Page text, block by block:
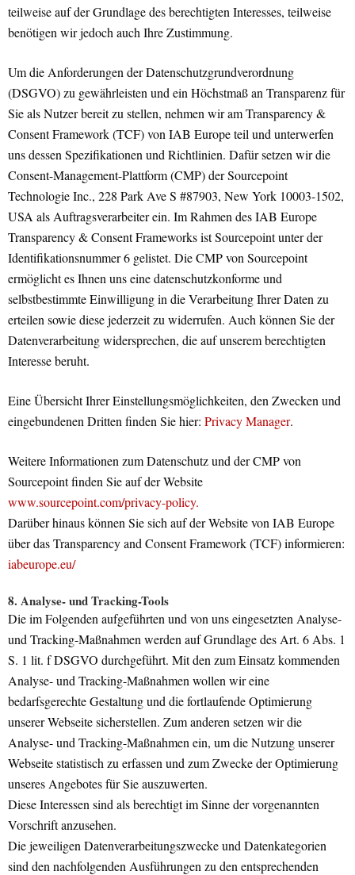
teilweise auf der Grundlage des berechtigten Interesses, teilweise
benötigen wir jedoch auch Ihre Zustimmung.
Um die Anforderungen der Datenschutzgrundverordnung
(DSGVO) zu gewährleisten und ein Höchstmaß an Transparenz für
Sie als Nutzer bereit zu stellen, nehmen wir am Transparency &
Consent Framework (TCF) von IAB Europe teil und unterwerfen
uns dessen Spezifikationen und Richtlinien. Dafür setzen wir die
Consent-Management-Plattform (CMP) der Sourcepoint
Technologie Inc., 228 Park Ave S #87903, New York 10003-1502,
USA als Auftragsverarbeiter ein. Im Rahmen des IAB Europe
Transparency & Consent Frameworks ist Sourcepoint unter der
Identifikationsnummer 6 gelistet. Die CMP von Sourcepoint
ermöglicht es Ihnen uns eine datenschutzkonforme und
selbstbestimmte Einwilligung in die Verarbeitung Ihrer Daten zu
erteilen sowie diese jederzeit zu widerrufen. Auch können Sie der
Datenverarbeitung widersprechen, die auf unserem berechtigten
Interesse beruht.
Eine Übersicht Ihrer Einstellungsmöglichkeiten, den Zwecken und
eingebundenen Dritten finden Sie hier: Privacy Manager.
Weitere Informationen zum Datenschutz und der CMP von
Sourcepoint finden Sie auf der Website
www.sourcepoint.com/privacy-policy.
Darüber hinaus können Sie sich auf der Website von IAB Europe
über das Transparency and Consent Framework (TCF) informieren:
iabeurope.eu/
8. Analyse- und Tracking-Tools
Die im Folgenden aufgeführten und von uns eingesetzten Analyse-
und Tracking-Maßnahmen werden auf Grundlage des Art. 6 Abs. 1
S. 1 lit. f DSGVO durchgeführt. Mit den zum Einsatz kommenden
Analyse- und Tracking-Maßnahmen wollen wir eine
bedarfsgerechte Gestaltung und die fortlaufende Optimierung
unserer Webseite sicherstellen. Zum anderen setzen wir die
Analyse- und Tracking-Maßnahmen ein, um die Nutzung unserer
Webseite statistisch zu erfassen und zum Zwecke der Optimierung
unseres Angebotes für Sie auszuwerten.
Diese Interessen sind als berechtigt im Sinne der vorgenannten
Vorschrift anzusehen.
Die jeweiligen Datenverarbeitungszwecke und Datenkategorien
sind den nachfolgenden Ausführungen zu den entsprechenden